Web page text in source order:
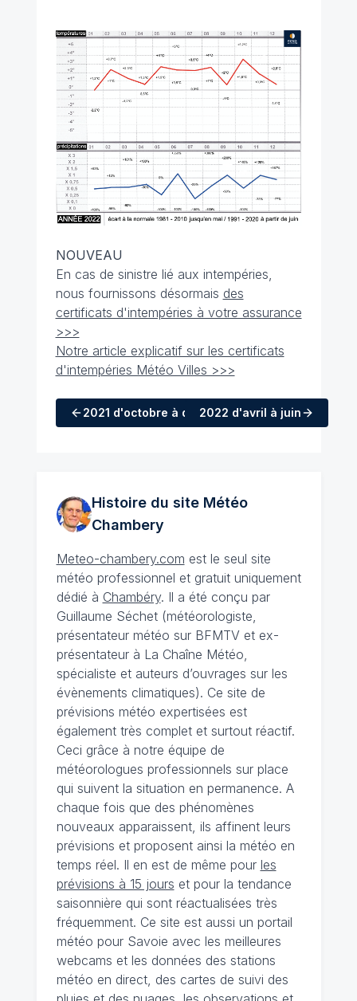
NOUVEAU
En cas de sinistre lié aux intempéries,
nous fournissons désormais des
certificats d'intempéries à votre assurance
>>>
Notre article explicatif sur les certificats
d'intempéries Météo Villes >>>
2021 d'octobre à décembre
2022 d'avril à juin
Histoire du site Météo
Chambery
Meteo-chambery.com est le seul site
météo professionnel et gratuit uniquement
dédié à Chambéry. Il a été conçu par
Guillaume Séchet (météorologiste,
présentateur météo sur BFMTV et ex-
présentateur à La Chaîne Météo,
spécialiste et auteurs d’ouvrages sur les
évènements climatiques). Ce site de
prévisions météo expertisées est
également très complet et surtout réactif.
Ceci grâce à notre équipe de
météorologues professionnels sur place
qui suivent la situation en permanence. A
chaque fois que des phénomènes
nouveaux apparaissent, ils affinent leurs
prévisions et proposent ainsi la météo en
temps réel. Il en est de même pour les
prévisions à 15 jours et pour la tendance
saisonnière qui sont réactualisées très
fréquemment. Ce site est aussi un portail
météo pour Savoie avec les meilleures
webcams et les données des stations
météo en direct, des cartes de suivi des